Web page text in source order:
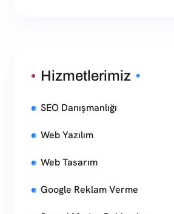
Hizmetlerimiz
SEO Danışmanlığı
Web Yazılım
Web Tasarım
Google Reklam Verme